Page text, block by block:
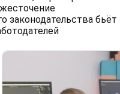
законодательства бьёт